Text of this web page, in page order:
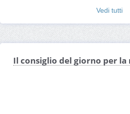
Vedi tutti
Il consiglio del giorno per la